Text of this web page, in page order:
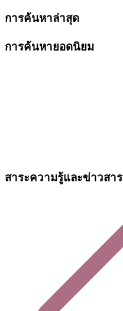
การค้นหาล่าสุด
การค้นหายอดนิยม
สาระความรู้และข่าวสาร